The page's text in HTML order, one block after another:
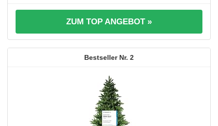
ZUM TOP ANGEBOT »
2